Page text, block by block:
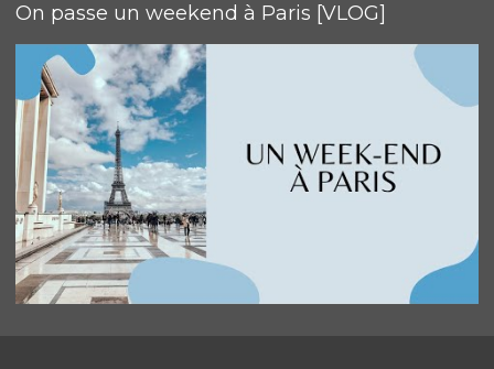
On passe un weekend à Paris [VLOG]